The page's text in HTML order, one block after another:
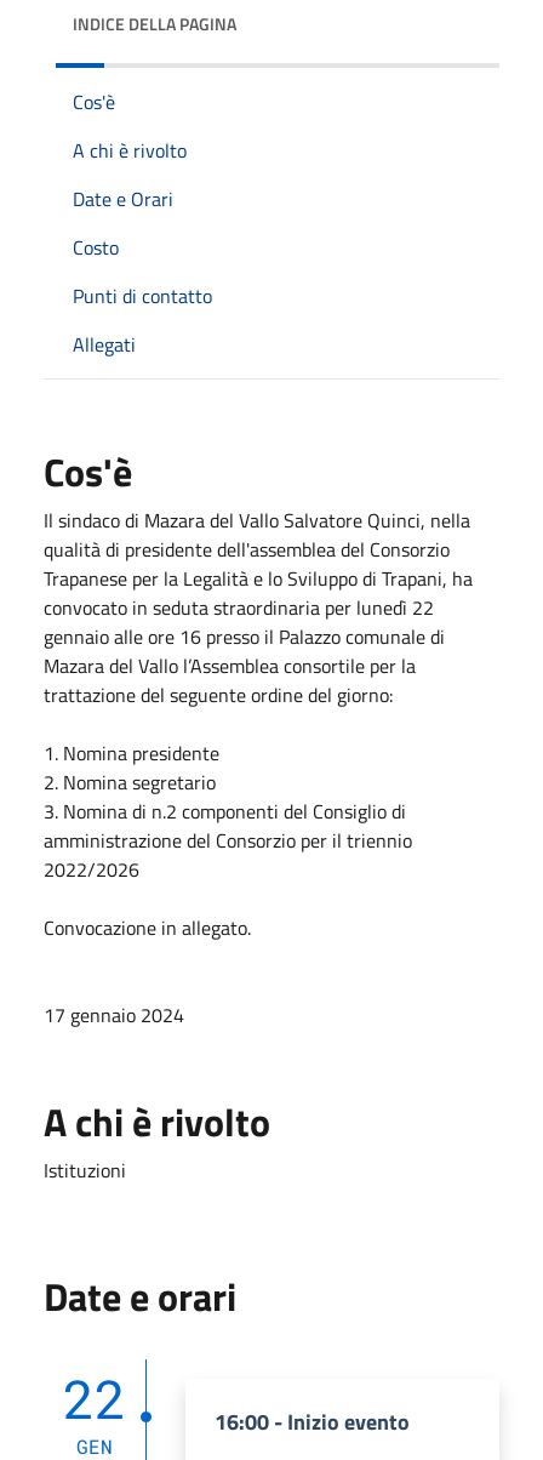
INDICE DELLA PAGINA
Cos'è
A chi è rivolto
Date e Orari
Costo
Punti di contatto
Allegati
Cos'è
Il sindaco di Mazara del Vallo Salvatore Quinci, nella
qualità di presidente dell'assemblea del Consorzio
Trapanese per la Legalità e lo Sviluppo di Trapani, ha
convocato in seduta straordinaria per lunedì 22
gennaio alle ore 16 presso il Palazzo comunale di
Mazara del Vallo l’Assemblea consortile per la
trattazione del seguente ordine del giorno:
1. Nomina presidente
2. Nomina segretario
3. Nomina di n.2 componenti del Consiglio di
amministrazione del Consorzio per il triennio
2022/2026
Convocazione in allegato.
17 gennaio 2024
A chi è rivolto
Istituzioni
Date e orari
22
GEN
16:00 - Inizio evento